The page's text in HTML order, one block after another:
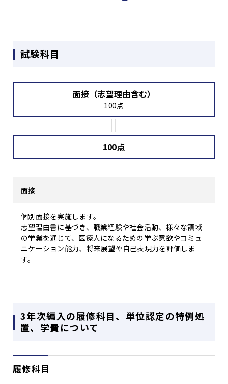
試験科目
面接（志望理由含む）
100点
100点
面接
個別面接を実施します。
志望理由書に基づき、職業経験や社会活動、様々な領域
の学業を通じて、医療人になるための学ぶ意欲やコミュ
ニケーション能力、将来展望や自己表現力を評価しま
す。
3年次編入の履修科目、単位認定の特例処
置、学費について
履修科目